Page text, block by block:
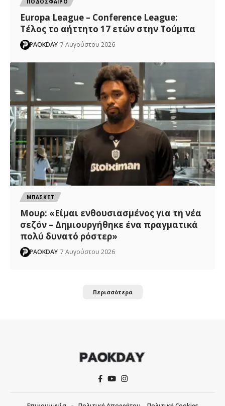
Europa League – Conference League:
Τέλος το αήττητο 17 ετών στην Τούμπα
PAOKDAY 7 Αυγούστου 2026
ΜΠΑΣΚΕΤ
Μουρ: «Είμαι ενθουσιασμένος για τη νέα
σεζόν – Δημιουργήθηκε ένα πραγματικά
πολύ δυνατό ρόστερ»
PAOKDAY 7 Αυγούστου 2026
Περισσότερα